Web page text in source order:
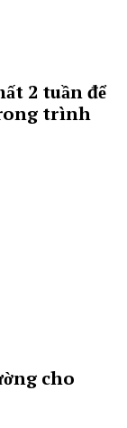
2 tuần để
trình
cho